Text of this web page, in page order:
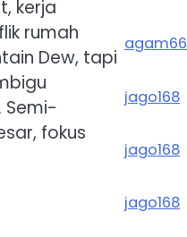
kerja
rumah
Dew, tapi
Semi-
fokus
agam66
jago168
jago168
jago168